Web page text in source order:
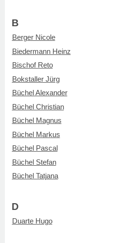
B
Berger Nicole
Biedermann Heinz
Bischof Reto
Bokstaller Jürg
Büchel Alexander
Büchel Christian
Büchel Magnus
Büchel Markus
Büchel Pascal
Büchel Stefan
Büchel Tatjana
D
Duarte Hugo